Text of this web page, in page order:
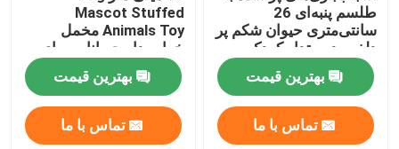
طلسم پنبه‌ای 26
سانتی‌متری حیوان شکم پر
دلفین دوستدار کودک
بهترین قیمت
تماس با ما
Mascot Stuffed
Animals Toy مخمل
خواب دار حیوانات برای
نوزاد نوزاد 21 سانتی متر
بهترین قیمت
تماس با ما